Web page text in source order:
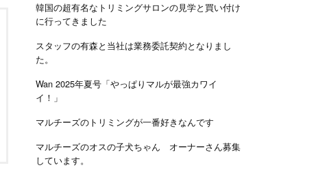
韓国の超有名なトリミングサロンの見学と買い付け
に行ってきました
スタッフの有森と当社は業務委託契約となりまし
た。
Wan 2025年夏号「やっぱりマルが最強カワイ
イ！」
マルチーズのトリミングが一番好きなんです
マルチーズのオスの子犬ちゃん オーナーさん募集
しています。